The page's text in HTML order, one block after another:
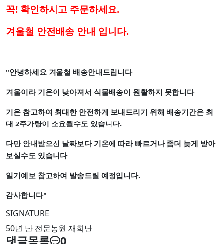
꼭! 확인하시고 주문하세요.
겨울철 안전배송 안내 입니다.
"안녕하세요 겨울철 배송안내드립니다
겨울이라 기온이 낮아져서 식물배송이 원활하지 못합니다
기온 참고하여 최대한 안전하게 보내드리기 위해 배송기간은 최
대 2주가량이 소요될수도 있습니다.
다만 안내받으신 날짜보다 기온에 따라 빠르거나 좀더 늦게 받아
보실수도 있습니다
일기예보 참고하여 발송드릴 예정입니다.
감사합니다"
SIGNATURE
50년 난 전문농원 재희난
댓글목록 0